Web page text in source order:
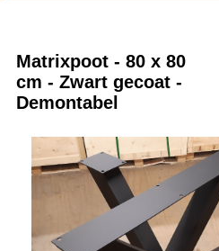
Matrixpoot - 80 x 80
cm - Zwart gecoat -
Demontabel